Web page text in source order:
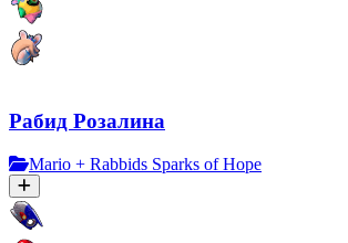
Рабид Розалина
Mario + Rabbids Sparks of Hope